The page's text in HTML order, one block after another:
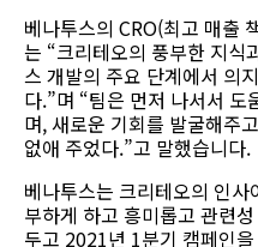
베나투스의 CRO(최고 매출
는 “크리테오의 풍부한 지식
스 개발의 주요 단계에서 의
다.”며 “팀은 먼저 나서서
며, 새로운 기회를 발굴해주
없애 주었다.”고 말했습니다.
베나투스는 크리테오의 인
부하게 하고 흥미롭고 관련
두고 2021년 1분기 캠페인